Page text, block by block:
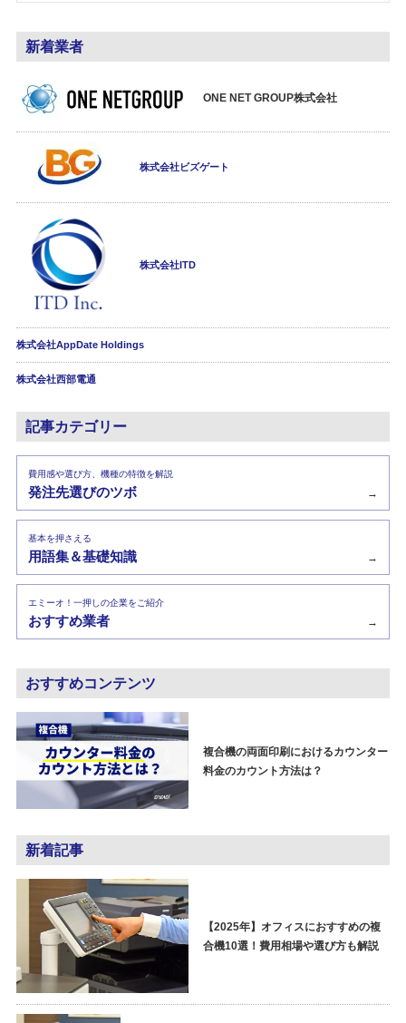
新着業者
ONE NET GROUP株式会社
株式会社ビズゲート
株式会社ITD
株式会社AppDate Holdings
株式会社西部電通
記事カテゴリー
費用感や選び方、機種の特徴を解説
発注先選びのツボ →
基本を押さえる
用語集＆基礎知識 →
エミーオ！一押しの企業をご紹介
おすすめ業者 →
おすすめコンテンツ
複合機の両面印刷におけるカウンター
料金のカウント方法は？
新着記事
【2025年】オフィスにおすすめの複
合機10選！費用相場や選び方も解説